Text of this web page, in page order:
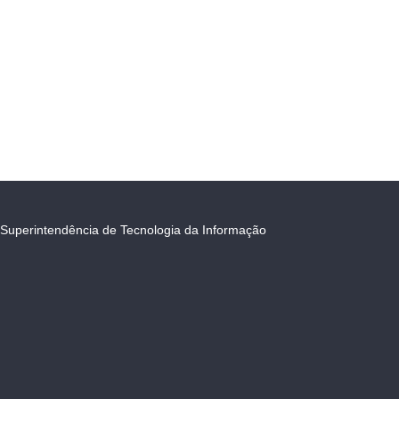
Superintendência de Tecnologia da Informação